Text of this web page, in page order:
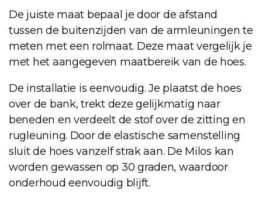
De juiste maat bepaal je door de afstand
tussen de buitenzijden van de armleuningen te
meten met een rolmaat. Deze maat vergelijk je
met het aangegeven maatbereik van de hoes.
De installatie is eenvoudig. Je plaatst de hoes
over de bank, trekt deze gelijkmatig naar
beneden en verdeelt de stof over de zitting en
rugleuning. Door de elastische samenstelling
sluit de hoes vanzelf strak aan. De Milos kan
worden gewassen op 30 graden, waardoor
onderhoud eenvoudig blijft.